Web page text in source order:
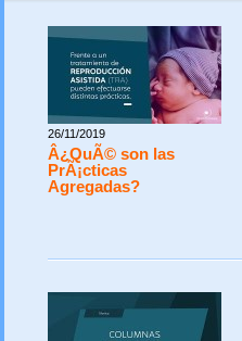
26/11/2019
Â¿QuÃ© son las
PrÃ¡cticas
Agregadas?